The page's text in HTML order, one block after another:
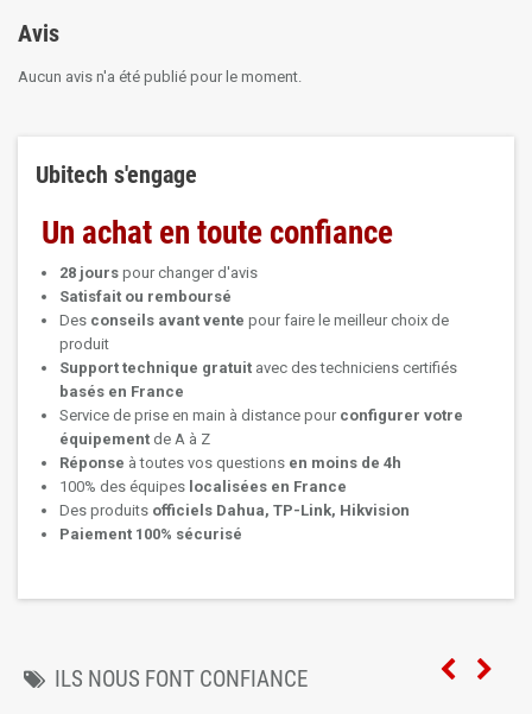
Avis
Aucun avis n'a été publié pour le moment.
Ubitech s'engage
Un achat en toute confiance
28 jours pour changer d'avis
Satisfait ou remboursé
Des conseils avant vente pour faire le meilleur choix de
produit
Support technique gratuit avec des techniciens certifiés
basés en France
Service de prise en main à distance pour configurer votre
équipement de A à Z
Réponse à toutes vos questions en moins de 4h
100% des équipes localisées en France
Des produits officiels Dahua, TP-Link, Hikvision
Paiement 100% sécurisé
ILS NOUS FONT CONFIANCE